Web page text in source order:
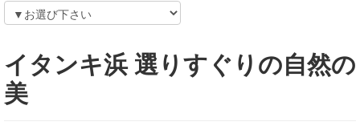
イタンキ浜 選りすぐりの自然の
美